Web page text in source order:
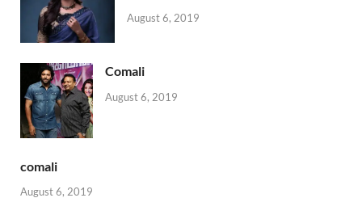
August 6, 2019
Comali
August 6, 2019
comali
August 6, 2019